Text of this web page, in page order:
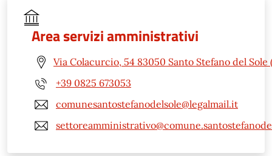
Area servizi amministrativi
Via Colacurcio, 54 83050 Santo Stefano del Sole
+39 0825 673053
comunesantostefanodelsole@legalmail.it